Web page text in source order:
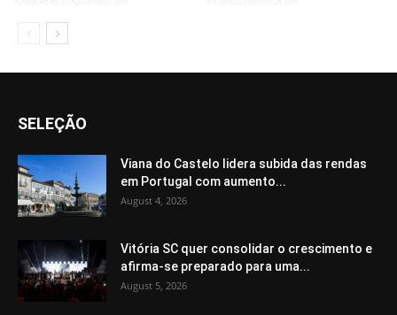
SELEÇÃO
Viana do Castelo lidera subida das rendas
em Portugal com aumento...
August 4, 2026
Vitória SC quer consolidar o crescimento e
afirma-se preparado para uma...
August 5, 2026